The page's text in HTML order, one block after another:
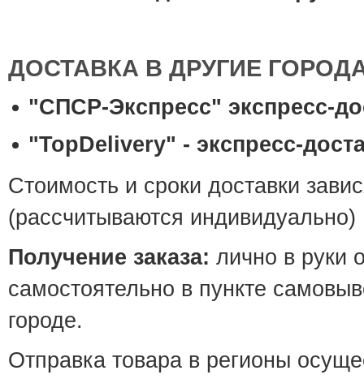
ДОСТАВКА В ДРУГИЕ
"СПСР-Экспресс" экспресс-
"TopDelivery" - экспресс-
Стоимость и сроки доставки
(рассчитываются индивидуально)
Получение заказа: лично в руки
самостоятельно в пункте
городе.
Отправка товара в регионы